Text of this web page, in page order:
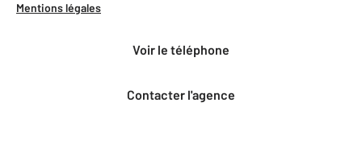
Mentions légales
voir le téléphone
Contacter l'agence